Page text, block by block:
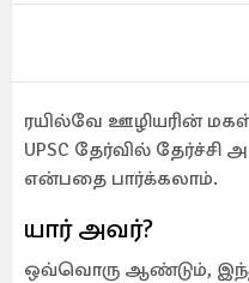
ரயில்வே ஊழியரின்
UPSC தேர்வில்
என்பதை பார்க்கலாம்.
யார் அவர்?
ஒவ்வொரு ஆண்டும்,